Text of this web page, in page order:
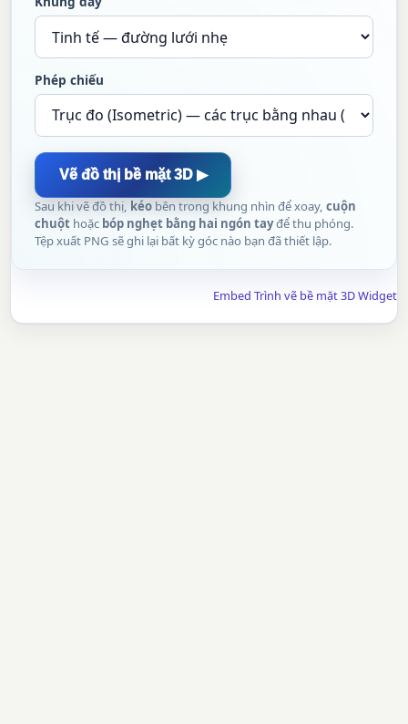
Phép chiếu
Vẽ đồ thị bề mặt 3D ▶
Sau khi vẽ đồ thị, kéo bên trong khung nhìn để xoay, cuộn
chuột hoặc bóp nghẹt bằng hai ngón tayđể thu phóng.
Tệp xuất PNG sẽ ghi lại bất kỳ góc nào bạn đã thiết lập.
Embed Trình vẽ bề mặt 3D Widget